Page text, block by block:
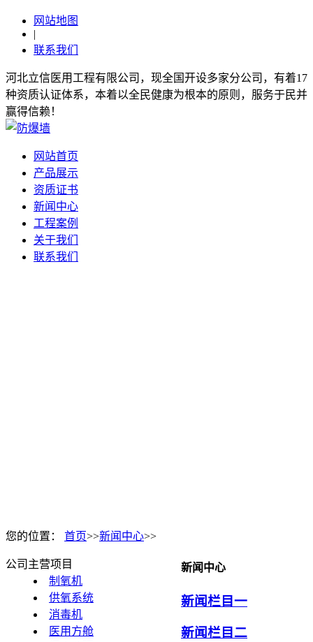
网站地图
|
联系我们
河北立信医用工程有限公司，现全国开设多家分公司，有着17
种资质认证体系，本着以全民健康为根本的原则，服务于民并
赢得信赖！
网站首页
产品展示
资质证书
新闻中心
工程案例
关于我们
联系我们
您的位置： 首页>>新闻中心>>
新闻中心
新闻栏目一
新闻栏目二
公司主营项目
制氧机
供氧系统
消毒机
医用方舱